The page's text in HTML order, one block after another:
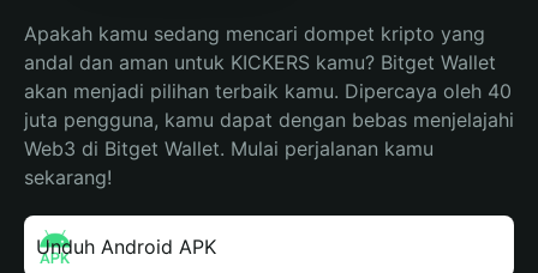
Apakah kamu sedang mencari dompet kripto yang
andal dan aman untuk KICKERS kamu? Bitget Wallet
akan menjadi pilihan terbaik kamu. Dipercaya oleh 40
juta pengguna, kamu dapat dengan bebas menjelajahi
Web3 di Bitget Wallet. Mulai perjalanan kamu
sekarang!
Unduh Android APK